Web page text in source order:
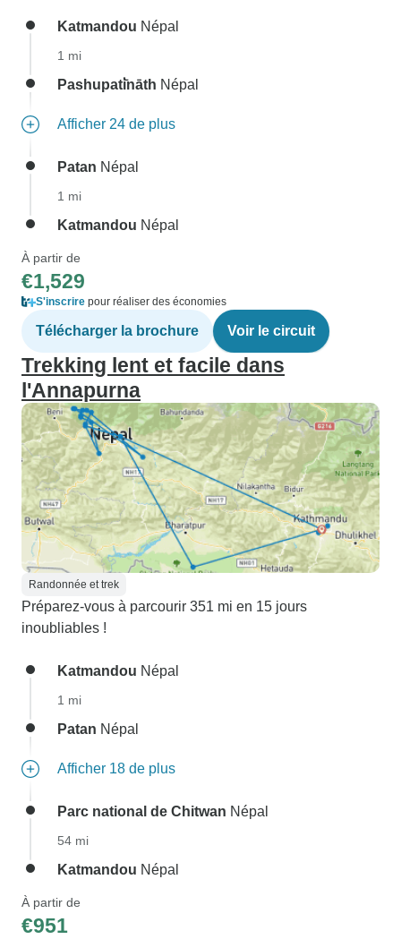
Katmandou Népal
1 mi
Pashupati̇̄nāth Népal
Afficher 24 de plus
Patan Népal
1 mi
Katmandou Népal
À partir de
€1,529
S'inscrire pour réaliser des économies
Télécharger la brochure Voir le circuit
Trekking lent et facile dans
l'Annapurna
Randonnée et trek
Préparez-vous à parcourir 351 mi en 15 jours
inoubliables !
Katmandou Népal
1 mi
Patan Népal
Afficher 18 de plus
Parc national de Chitwan Népal
54 mi
Katmandou Népal
À partir de
€951